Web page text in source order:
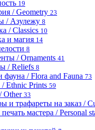
19
/ Geometry 23
/ Азулежу 8
/ Classics 10
и магия 14
8
/ Ornaments 41
/ Reliefs 8
фауна / Flora and Fauna 73
Ethnic Prints 59
Other 33
и трафареты на заказ /
мастера / Personal